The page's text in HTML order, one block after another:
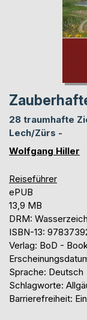
28 traumhafte
Lech/Zürs -
Wolfgang Hiller
Reiseführer
ePUB
13,9 MB
DRM:
ISBN-13:
Verlag: BoD -
Sprache: Deutsch
Schlagworte:
Barrierefreiheit: